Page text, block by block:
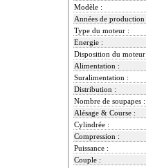
Modèle :
Années de production
Type du moteur :
Energie :
Disposition du
Alimentation :
Suralimentation :
Distribution :
Nombre de soupapes :
Alésage & Course :
Cylindrée :
Compression :
Puissance :
Couple :